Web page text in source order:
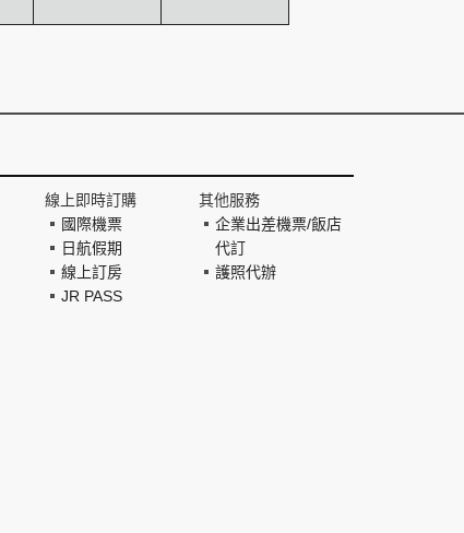
線上即時訂購
國際機票
日航假期
線上訂房
JR PASS
其他服務
企業出差機票/飯店
代訂
護照代辦